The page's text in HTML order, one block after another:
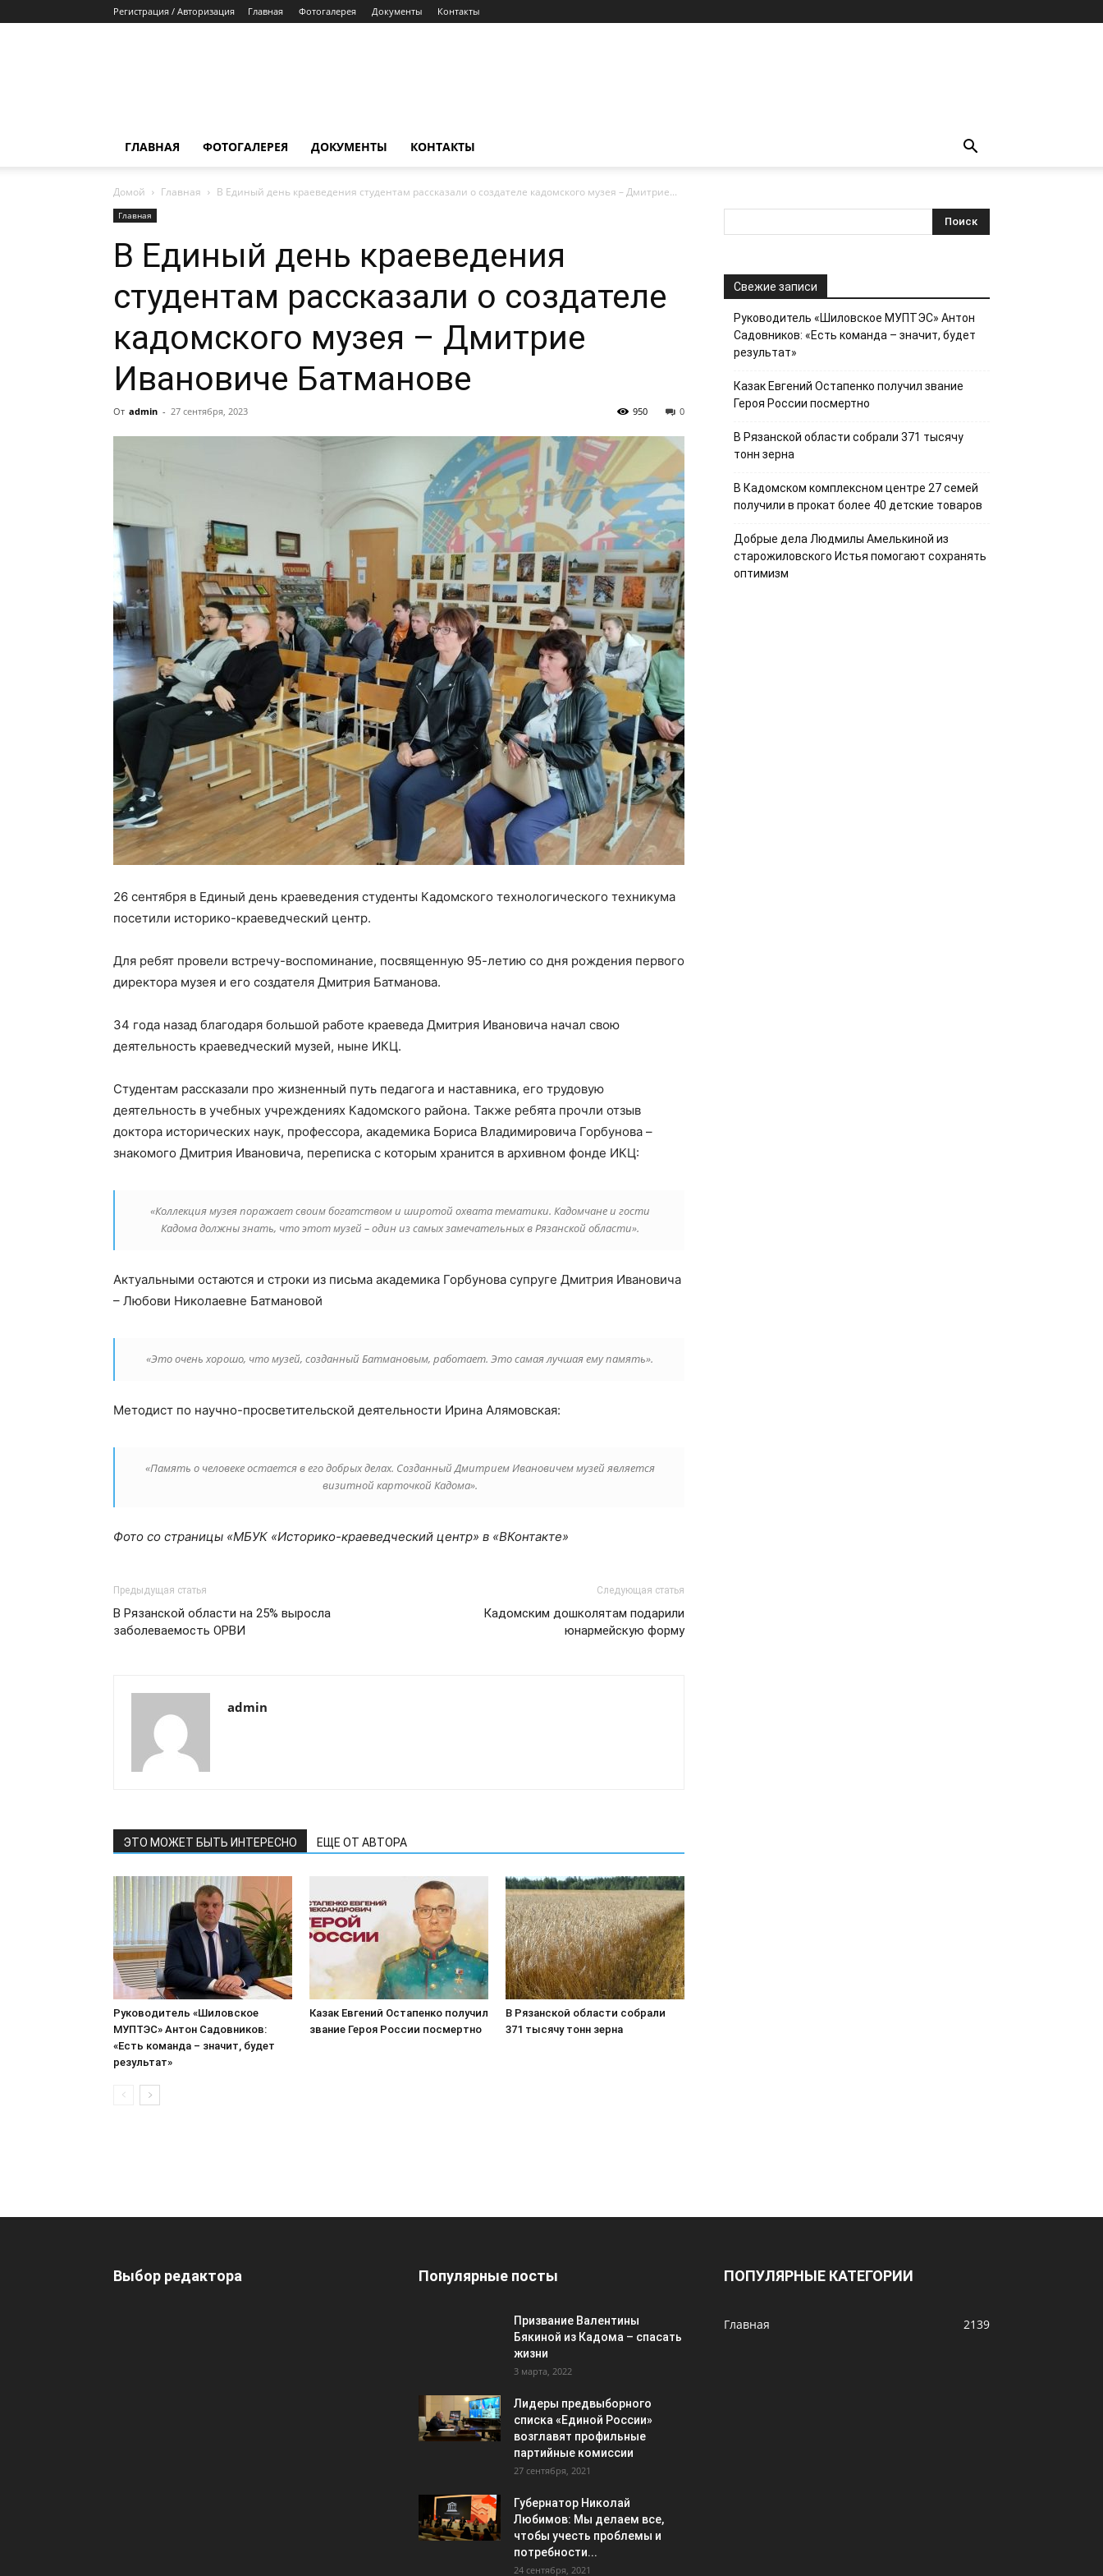
Регистрация / Авторизация Главная Фотогалерея Документы Контакты
ГЛАВНАЯ ФОТОГАЛЕРЕЯ ДОКУМЕНТЫ КОНТАКТЫ
Домой Главная В Единый день краеведения студентам рассказали о создателе кадомского музея – Дмитрие...
Главная
В Единый день краеведения
студентам рассказали о создателе
кадомского музея – Дмитрие
Ивановиче Батманове
От admin - 27 сентября, 2023 0
950
26 сентября в Единый день краеведения студенты Кадомского технологического техникума
посетили историко-краеведческий центр.
Для ребят провели встречу-воспоминание, посвященную 95-летию со дня рождения первого
директора музея и его создателя Дмитрия Батманова.
34 года назад благодаря большой работе краеведа Дмитрия Ивановича начал свою
деятельность краеведческий музей, ныне ИКЦ.
Студентам рассказали про жизненный путь педагога и наставника, его трудовую
деятельность в учебных учреждениях Кадомского района. Также ребята прочли отзыв
доктора исторических наук, профессора, академика Бориса Владимировича Горбунова –
знакомого Дмитрия Ивановича, переписка с которым хранится в архивном фонде ИКЦ:
«Коллекция музея поражает своим богатством и широтой охвата тематики. Кадомчане и гости
Кадома должны знать, что этот музей – один из самых замечательных в Рязанской области».
Актуальными остаются и строки из письма академика Горбунова супруге Дмитрия Ивановича
– Любови Николаевне Батмановой
«Это очень хорошо, что музей, созданный Батмановым, работает. Это самая лучшая ему память».
Методист по научно-просветительской деятельности Ирина Алямовская:
«Память о человеке остается в его добрых делах. Созданный Дмитрием Ивановичем музей является
визитной карточкой Кадома».
Фото со страницы «МБУК «Историко-краеведческий центр» в «ВКонтакте»
Предыдущая статья
В Рязанской области на 25% выросла
заболеваемость ОРВИ
Следующая статья
Кадомским дошколятам подарили
юнармейскую форму
admin
ЭТО МОЖЕТ БЫТЬ ИНТЕРЕСНО ЕЩЕ ОТ АВТОРА
Руководитель «Шиловское
МУПТЭС» Антон Садовников:
«Есть команда – значит, будет
результат»
Казак Евгений Остапенко получил
звание Героя России посмертно
В Рязанской области собрали
371 тысячу тонн зерна
Свежие записи
Руководитель «Шиловское МУПТЭС» Антон
Садовников: «Есть команда – значит, будет
результат»
Казак Евгений Остапенко получил звание
Героя России посмертно
В Рязанской области собрали 371 тысячу
тонн зерна
В Кадомском комплексном центре 27 семей
получили в прокат более 40 детские товаров
Добрые дела Людмилы Амелькиной из
старожиловского Истья помогают сохранять
оптимизм
Выбор редактора Популярные посты
Призвание Валентины
Бякиной из Кадома – спасать
жизни
3 марта, 2022
Лидеры предвыборного
списка «Единой России»
возглавят профильные
партийные комиссии
27 сентября, 2021
Губернатор Николай
Любимов: Мы делаем все,
чтобы учесть проблемы и
потребности...
24 сентября, 2021
ПОПУЛЯРНЫЕ КАТЕГОРИИ
Главная 2139